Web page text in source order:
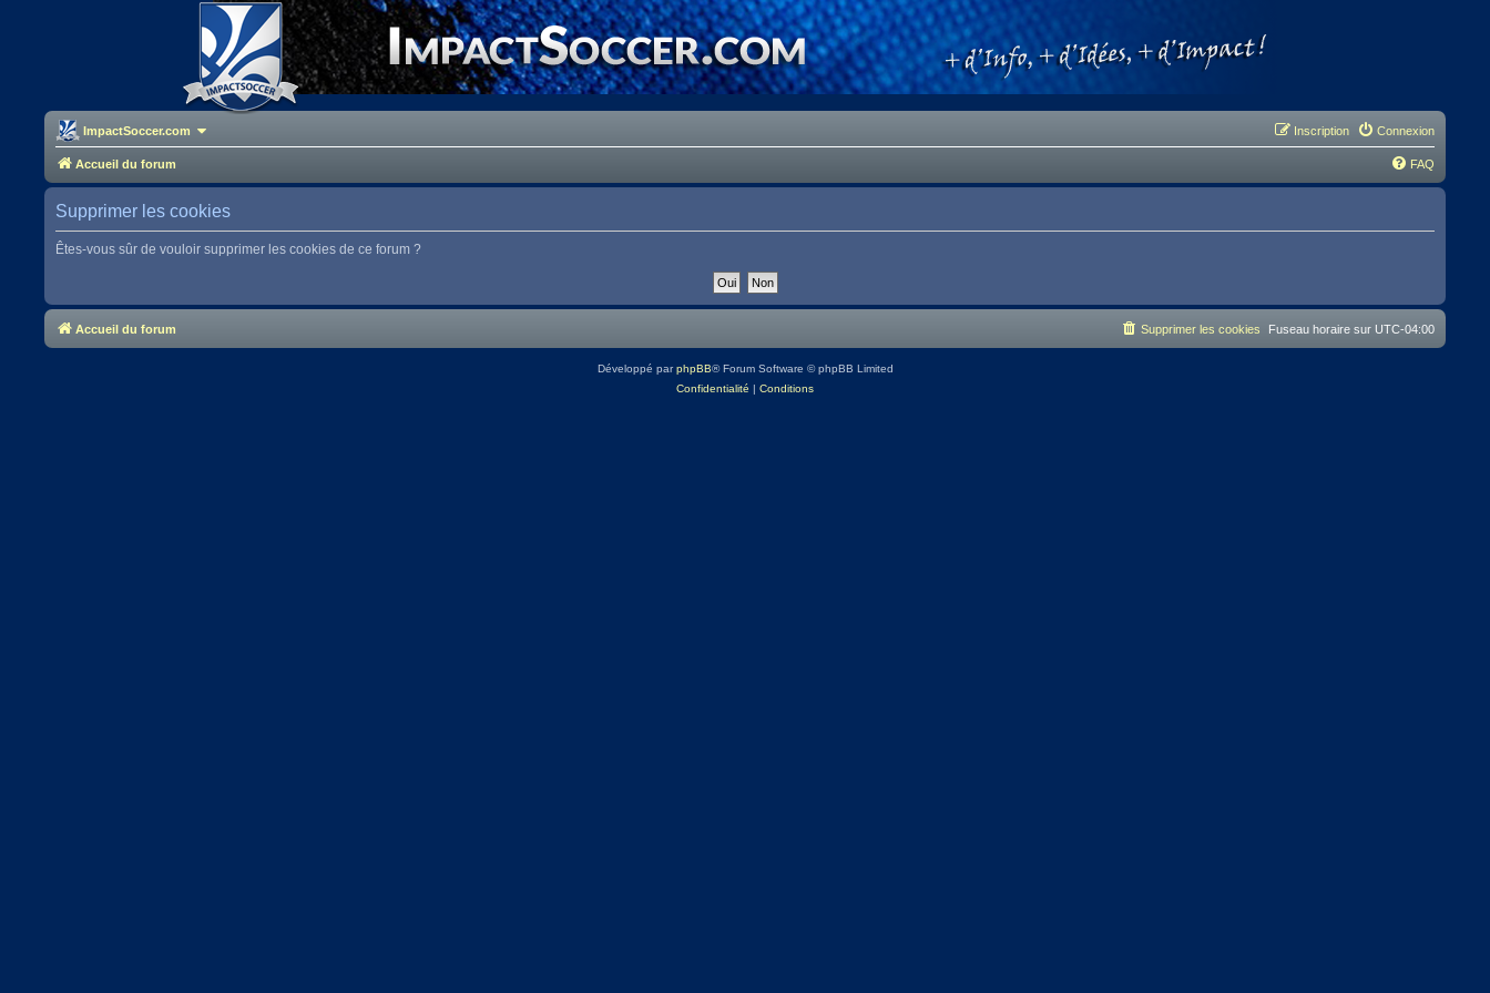
ImpactSoccer.com Connexion
Inscription
Accueil du forum FAQ
Supprimer les cookies
Êtes-vous sûr de vouloir supprimer les cookies de ce forum ?
Accueil du forum Fuseau horaire sur UTC-04:00
Supprimer les cookies
Développé parphpBB® Forum Software © phpBB Limited
Confidentialité | Conditions